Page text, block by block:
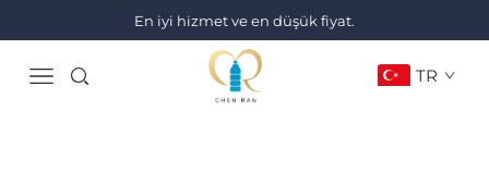
En iyi hizmet ve en düşük fiyat.
TR